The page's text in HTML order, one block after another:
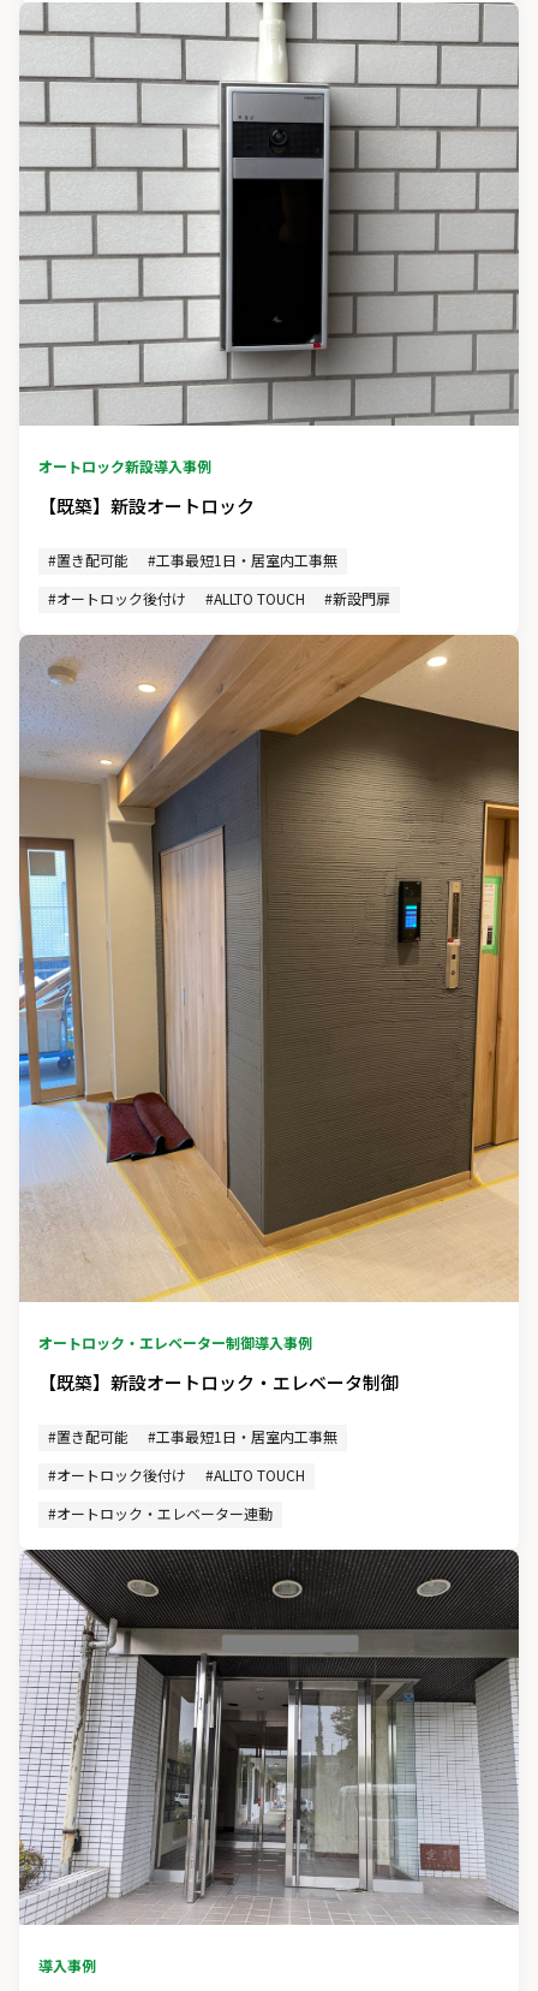
オートロック新設導入事例
【既築】新設オートロック
#置き配可能
#工事最短1日・居室内工事無
#オートロック後付け
#ALLTO TOUCH #新設門扉
オートロック・エレベーター制御導入事例
【既築】新設オートロック・エレベータ制御
#置き配可能
#工事最短1日・居室内工事無
#オートロック後付け
#ALLTO TOUCH
#オートロック・エレベーター連動
導入事例